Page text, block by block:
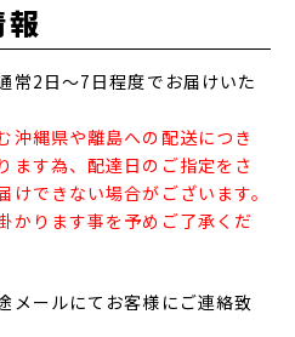
常2日～7日程度でお届けいた
沖縄県や離島への配送につき
ます為、配達日のご指定をさ
できない場合がございます。
かります事を予めご了承くだ
メールにてお客様にご連絡致